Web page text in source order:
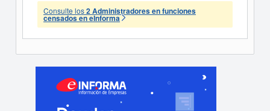
Consulte los2 Administradores en funciones
censados en eInforma